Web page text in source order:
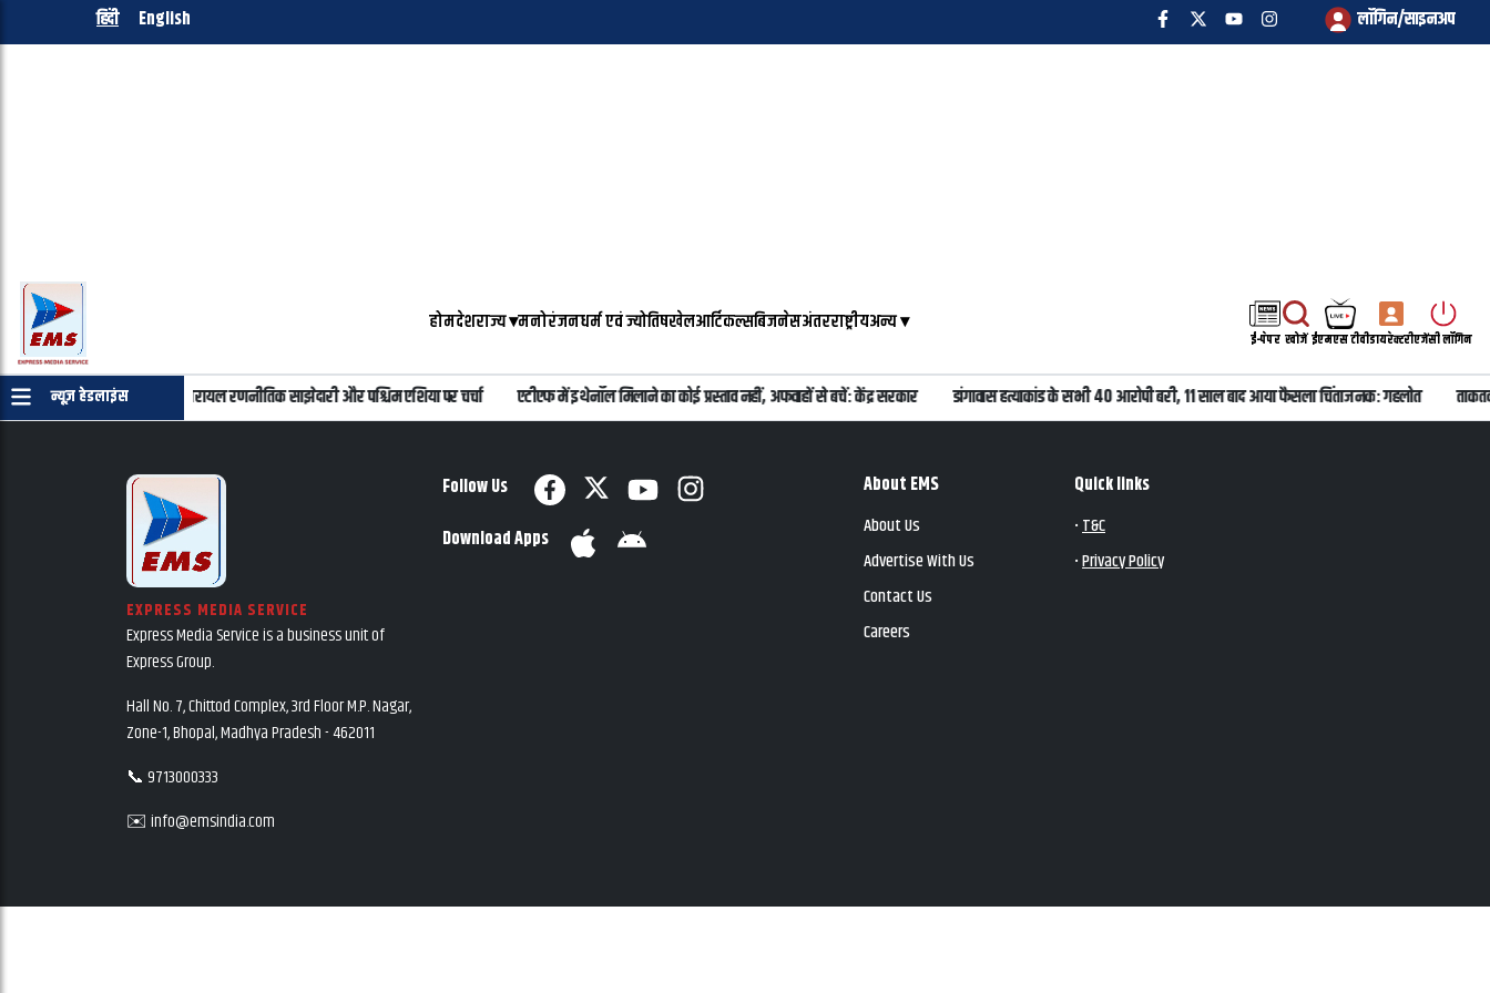
हिंदी English लॉगिन/साइनअप
होमदेशराज्य▾मनोरंजनधर्म एवं ज्योतिषखेलआर्टिकल्सबिजनेसअंतरराष्ट्रीयअन्य▾
ई-पेपर खोजें ईएमएस टीवीडायरेक्टरीएजेंसी लॉगिन
न्यूज़ हेडलाइंस
की फोन पर बातचीत, भारत-इजरायल रणनीतिक साझेदारी और पश्चिम एशिया पर चर्चा एटीएफ में इथेनॉल मिलाने का कोई प्रस्ताव नहीं, अफवाहों से बचें: केंद्र सरकार डांगावास हत्याकांड के सभी 40 आरोपी बरी, 11 साल बाद आया फैसला चिंताजनक: गहलोत
EXPRESS MEDIA SERVICE
Express Media Service is a business unit of
Express Group.
Hall No. 7, Chittod Complex, 3rd Floor M.P. Nagar,
Zone-1, Bhopal, Madhya Pradesh - 462011
📞 9713000333
✉️ info@emsindia.com
Follow Us
Download Apps
About EMS
About Us
Advertise With Us
Contact Us
Careers
Quick links
•T&C
•Privacy Policy